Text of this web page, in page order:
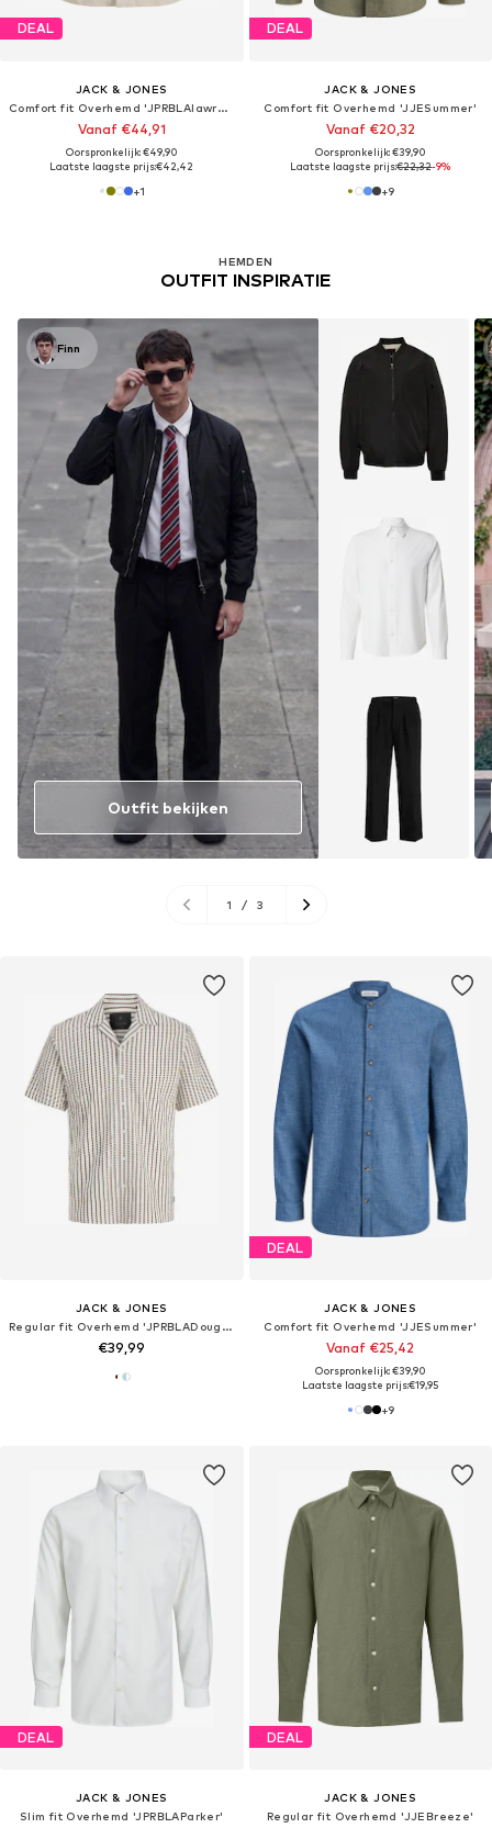
DEAL
JACK & JONES
Comfort fit Overhemd 'JPRBLAlawrence'
Vanaf €44,91
Oorspronkelijk: €49,90
Laatste laagste prijs:€42,42
+1
DEAL
JACK & JONES
Comfort fit Overhemd 'JJESummer'
Vanaf €20,32
Oorspronkelijk: €39,90
Laatste laagste prijs:€22,32-9%
+9
HEMDEN
OUTFIT INSPIRATIE
Finn
Outfit bekijken
1 / 3
JACK & JONES
Regular fit Overhemd 'JPRBLADouglas'
€39,99
DEAL
JACK & JONES
Comfort fit Overhemd 'JJESummer'
Vanaf €25,42
Oorspronkelijk: €39,90
Laatste laagste prijs:€19,95
+9
DEAL
JACK & JONES
Slim fit Overhemd 'JPRBLAParker'
DEAL
JACK & JONES
Regular fit Overhemd 'JJEBreeze'